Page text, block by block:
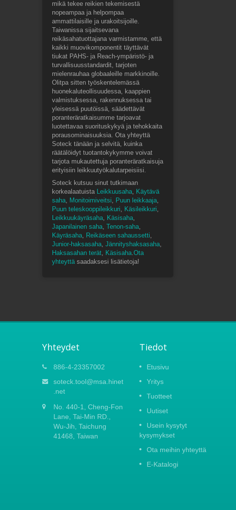
mikä tekee reikien tekemisestä
nopeampaa ja helpompaa
ammattilaisille ja urakoitsijoille.
Taiwanissa sijaitsevana
reikäsahatuottajana varmistamme, että
kaikki muovikomponentit täyttävät
tiukat PAHS- ja Reach-ympäristö- ja
turvallisuusstandardit, tarjoten
mielenrauhaa globaaleille markkinoille.
Olitpa sitten työskentelemässä
huonekaluteollisuudessa, kaappien
valmistuksessa, rakennuksessa tai
yleisessä puutöissä, säädettävät
poranteräratkaisumme tarjoavat
luotettavaa suorituskykyä ja tehokkaita
porausominaisuuksia. Ota yhteyttä
Soteck tänään ja selvitä, kuinka
räätälöidyt tuotantokykymme voivat
tarjota mukautettuja poranteräratkaisuja
erityisiin leikkuutyökalutarpeisiisi.
Soteck kutsuu sinut tutkimaan
korkealaatuista Leikkuusaha, Käytävä
saha, Monitoimiveitsi, Puun leikkaaja,
Puun teleskooppileikkuri, Käsileikkuri,
Leikkuukäyräsaha, Käsisaha,
Japanilainen saha, Tenon-saha,
Käyräsaha, Reikäseen sahaussetti,
Junior-haksasaha, Jännityshaksasaha,
Haksasahan terät, Käsisaha.Ota
yhteyttäsaadaksesi lisätietoja!
Yhteydet
886-4-23357002
soteck.tool@msa.hinet
.net
No. 440-1, Cheng-Fon
Lane, Tai-Min RD.,
Wu-Jih, Taichung
41468, Taiwan
Tiedot
Etusivu
Yritys
Tuotteet
Uutiset
Usein kysytyt
kysymykset
Ota meihin yhteyttä
E-Katalogi
15
APR
Kevään Carton Fair 2021
Koska uusi koronaviruspandemia
ulkomaiset liikematkat tilapäisesti.
Olemme pahoillamme ilmoittaessamme,
että emme osallistu Canton Fair 2022:een.
Toivottavasti...